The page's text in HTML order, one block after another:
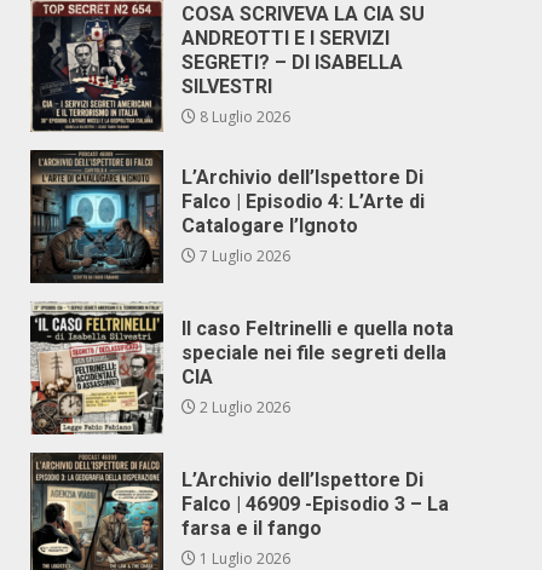
COSA SCRIVEVA LA CIA SU
ANDREOTTI E I SERVIZI
SEGRETI? – DI ISABELLA
SILVESTRI
8 Luglio 2026
L’Archivio dell’Ispettore Di
Falco | Episodio 4: L’Arte di
Catalogare l’Ignoto
7 Luglio 2026
Il caso Feltrinelli e quella nota
speciale nei file segreti della
CIA
2 Luglio 2026
L’Archivio dell’Ispettore Di
Falco | 46909 -Episodio 3 – La
farsa e il fango
1 Luglio 2026